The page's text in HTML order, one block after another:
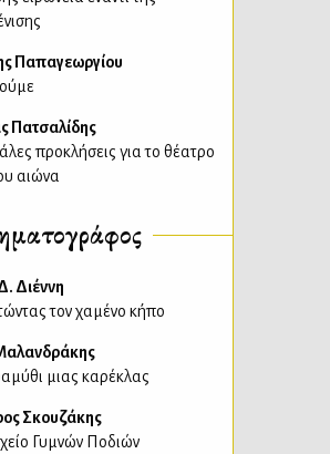
Παπαγεωργίου
Πατσαλίδης
προκλήσεις για το θέατρο
αιώνα
Διέννη
τον χαμένο κήπο
μιας καρέκλας
Σκουζάκης
Γυμνών Ποδιών